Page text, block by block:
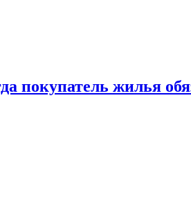
покупатель жилья